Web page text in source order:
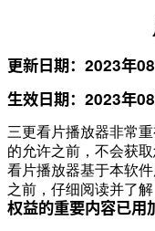
更新日期：2023年
生效日期：2023年
三更看片播放器非常
的允许之前，不会获
看片播放器基于本软
之前，仔细阅读并了解
权益的重要内容已用